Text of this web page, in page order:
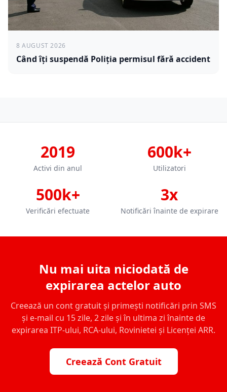
8 AUGUST 2026
Când îți suspendă Poliția permisul fără accident
2019
Activi din anul
600k+
Utilizatori
500k+
Verificări efectuate
3x
Notificări înainte de expirare
Nu mai uita niciodată de
expirarea actelor auto
Creează un cont gratuit și primești notificări prin SMS
și e-mail cu 15 zile, 2 zile și în ultima zi înainte de
expirarea ITP-ului, RCA-ului, Rovinietei și Licenței ARR.
Creează Cont Gratuit